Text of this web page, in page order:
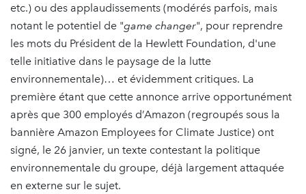
etc.) ou des applaudissements (modérés parfois, mais
notant le potentiel de "game changer", pour reprendre
les mots du Président de la Hewlett Foundation, d'une
telle initiative dans le paysage de la lutte
environnementale)… et évidemment critiques. La
première étant que cette annonce arrive opportunément
après que 300 employés d’Amazon (regroupés sous la
bannière Amazon Employees for Climate Justice) ont
signé, le 26 janvier, un texte contestant la politique
environnementale du groupe, déjà largement attaquée
en externe sur le sujet.